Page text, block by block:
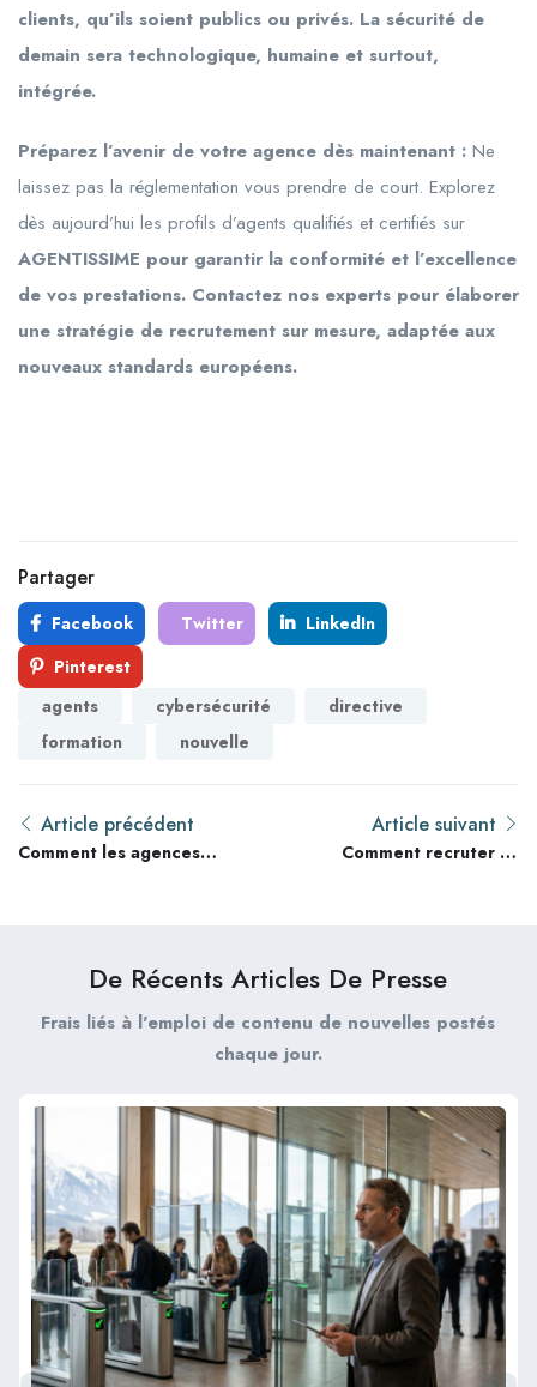
clients, qu’ils soient publics ou privés. La sécurité de
demain sera technologique, humaine et surtout,
intégrée.
Préparez l’avenir de votre agence dès maintenant : Ne
laissez pas la réglementation vous prendre de court. Explorez
dès aujourd’hui les profils d’agents qualifiés et certifiés sur
AGENTISSIME pour garantir la conformité et l’excellence
de vos prestations. Contactez nos experts pour élaborer
une stratégie de recrutement sur mesure, adaptée aux
nouveaux standards européens.
Partager
Facebook Twitter
LinkedIn
Pinterest
agents
cybersécurité
directive
formation
nouvelle
Article précédent
Comment les agences
Article suivant
Comment recruter un
De Récents Articles De Presse
Frais liés à l'emploi de contenu de nouvelles postés
chaque jour.